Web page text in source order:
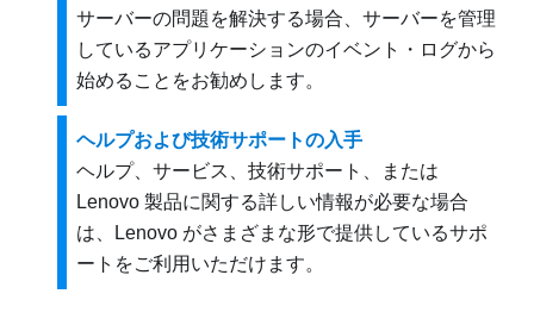
サーバーの問題を解決する場合、サーバーを管理
しているアプリケーションのイベント・ログから
始めることをお勧めします。
ヘルプおよび技術サポートの入手
ヘルプ、サービス、技術サポート、または
Lenovo 製品に関する詳しい情報が必要な場合
は、Lenovo がさまざまな形で提供しているサポ
ートをご利用いただけます。